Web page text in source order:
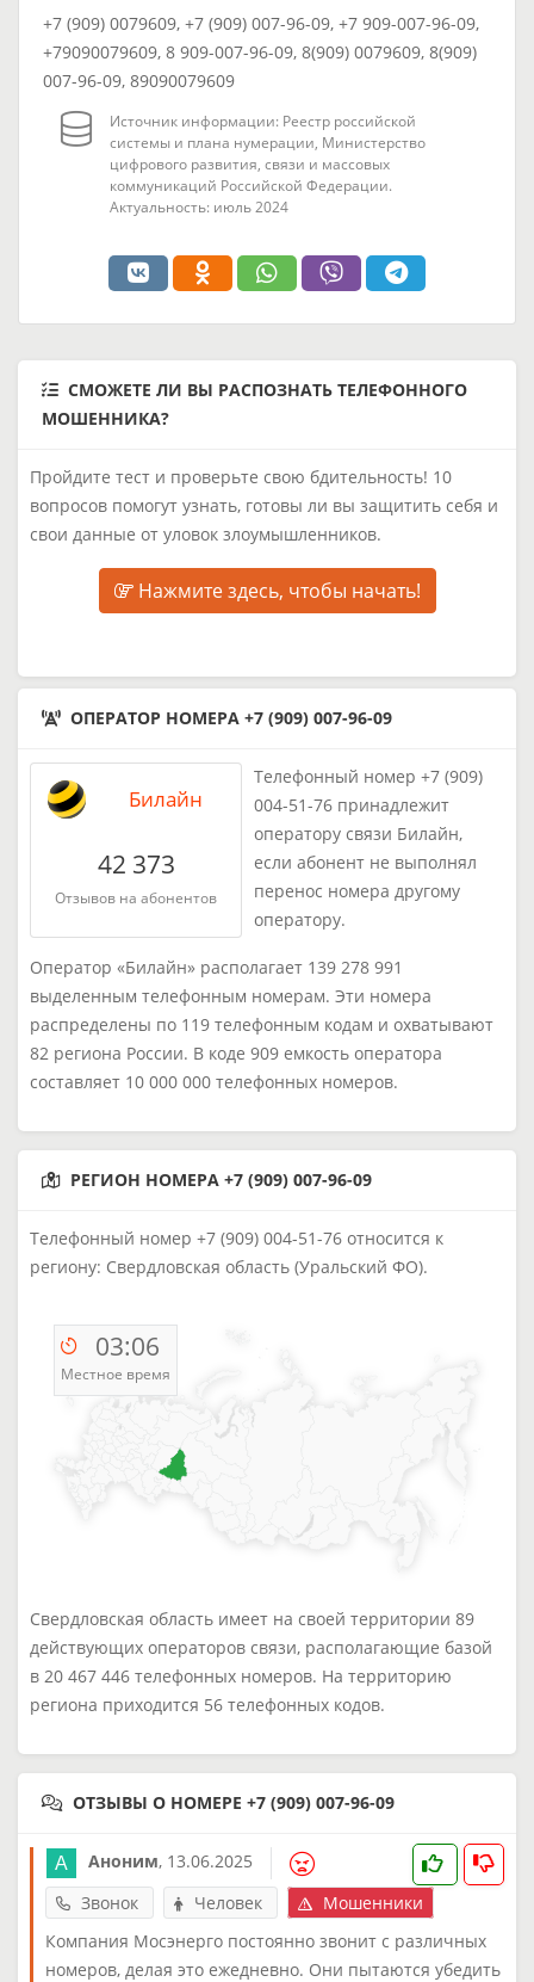
+7 (909) 0079609, +7 (909) 007-96-09, +7 909-007-96-09,
+79090079609, 8 909-007-96-09, 8(909) 0079609, 8(909)
007-96-09, 89090079609
Источник информации: Реестр российской
системы и плана нумерации, Министерство
цифрового развития, связи и массовых
коммуникаций Российской Федерации.
Актуальность: июль 2024
СМОЖЕТЕ ЛИ ВЫ РАСПОЗНАТЬ ТЕЛЕФОННОГО
МОШЕННИКА?
Пройдите тест и проверьте свою бдительность! 10
вопросов помогут узнать, готовы ли вы защитить себя и
свои данные от уловок злоумышленников.
Нажмите здесь, чтобы начать!
ОПЕРАТОР НОМЕРА +7 (909) 007-96-09
Билайн
42 373
Отзывов на абонентов
Телефонный номер +7 (909)
004-51-76 принадлежит
оператору связи Билайн,
если абонент не выполнял
перенос номера другому
оператору.
Оператор «Билайн» располагает 139 278 991
выделенным телефонным номерам. Эти номера
распределены по 119 телефонным кодам и охватывают
82 региона России. В коде 909 емкость оператора
составляет 10 000 000 телефонных номеров.
РЕГИОН НОМЕРА +7 (909) 007-96-09
Телефонный номер +7 (909) 004-51-76 относится к
региону: Свердловская область (Уральский ФО).
03:06
Местное время
Свердловская область имеет на своей территории 89
действующих операторов связи, располагающие базой
в 20 467 446 телефонных номеров. На территорию
региона приходится 56 телефонных кодов.
ОТЗЫВЫ О НОМЕРЕ +7 (909) 007-96-09
Аноним, 13.06.2025
Звонок
Человек
Мошенники
Компания Мосэнерго постоянно звонит с различных
номеров, делая это ежедневно. Они пытаются убедить